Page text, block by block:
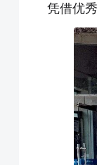
凭借优